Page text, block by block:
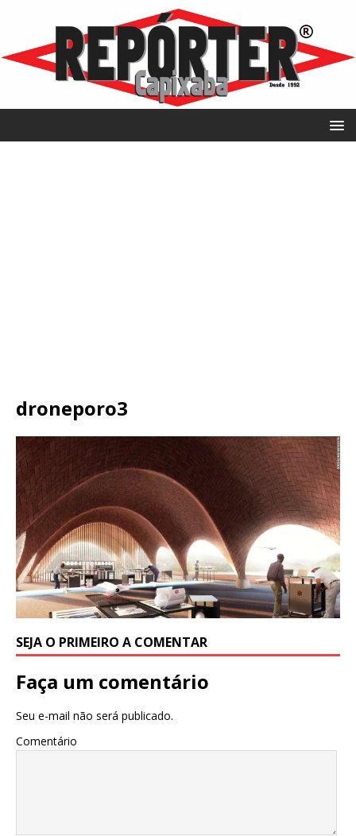
droneporo3
SEJA O PRIMEIRO A COMENTAR
Faça um comentário
Seu e-mail não será publicado.
Comentário